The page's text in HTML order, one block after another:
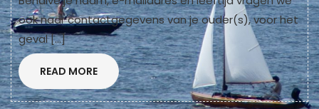
ook naar contactgegevens van je ouder(s), voor het
geval […]
READ MOREREAD
MORE